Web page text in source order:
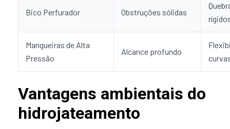
Bico Perfurador Obstruções sólidas
Mangueiras de Alta
Pressão
Alcance profundo
Vantagens ambientais do
hidrojateamento